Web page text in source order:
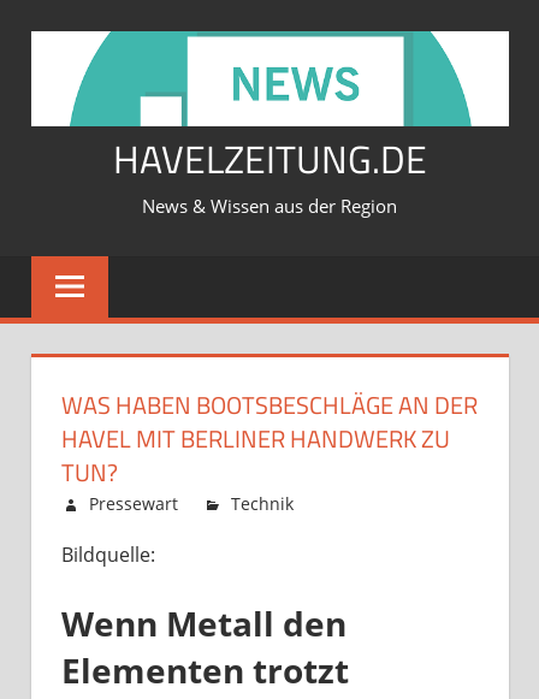
springen
HAVELZEITUNG.DE
News & Wissen aus der Region
WAS HABEN BOOTSBESCHLÄGE AN DER
HAVEL MIT BERLINER HANDWERK ZU
TUN?
Februar 12, 2026
Pressewart Technik
Bildquelle:
Wenn Metall den
Elementen trotzt